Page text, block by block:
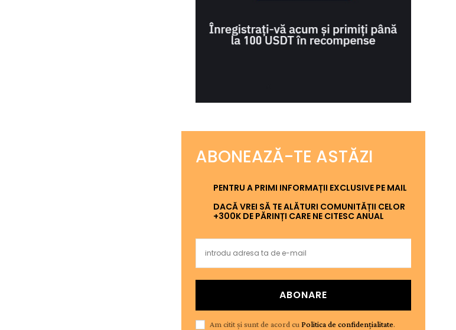
ABONEAZĂ-TE ASTĂZI
PENTRU A PRIMI INFORMAȚII EXCLUSIVE PE MAIL
DACĂ VREI SĂ TE ALĂTURI COMUNITĂȚII CELOR
+300K DE PĂRINȚI CARE NE CITESC ANUAL
ABONARE
Am citit și sunt de acord cuPolitica de confidențialitate.